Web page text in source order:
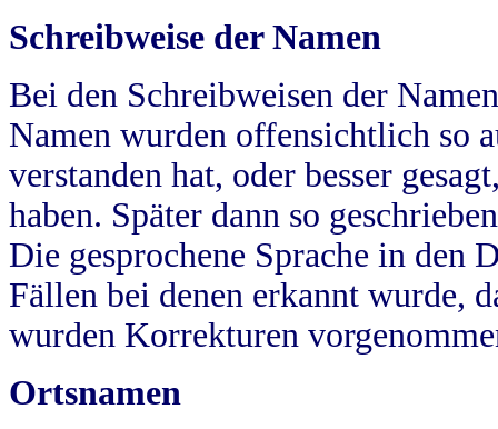
Schreibweise der Namen
Bei den Schreibweisen der
Namen wurden offensichtlich so
verstanden hat, oder besser
haben. Später dann so
Die gesprochene Sprache in
Fällen bei denen erkannt wurde,
wurden Korrekturen
Ortsnamen